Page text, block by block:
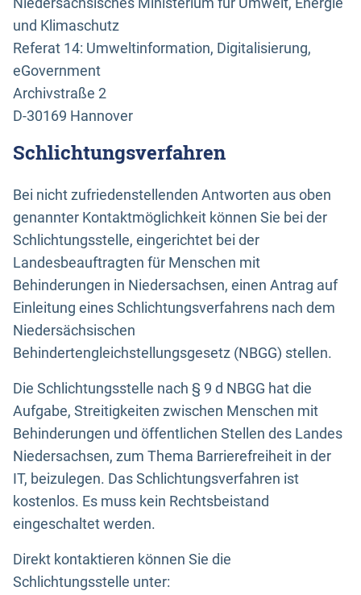
und Klimaschutz
Referat 14: Umweltinformation, Digitalisierung,
eGovernment
Archivstraße 2
D-30169 Hannover
Schlichtungsverfahren
Bei nicht zufriedenstellenden Antworten aus oben
genannter Kontaktmöglichkeit können Sie bei der
Schlichtungsstelle, eingerichtet bei der
Landesbeauftragten für Menschen mit
Behinderungen in Niedersachsen, einen Antrag auf
Einleitung eines Schlichtungsverfahrens nach dem
Niedersächsischen
Behindertengleichstellungsgesetz (NBGG) stellen.
Die Schlichtungsstelle nach § 9 d NBGG hat die
Aufgabe, Streitigkeiten zwischen Menschen mit
Behinderungen und öffentlichen Stellen des Landes
Niedersachsen, zum Thema Barrierefreiheit in der
IT, beizulegen. Das Schlichtungsverfahren ist
kostenlos. Es muss kein Rechtsbeistand
eingeschaltet werden.
Direkt kontaktieren können Sie die
Schlichtungsstelle unter: